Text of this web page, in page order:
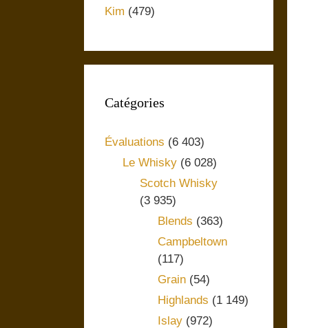
Kim (479)
Catégories
Évaluations (6 403)
Le Whisky(6 028)
Scotch Whisky
(3 935)
Blends (363)
Campbeltown
(117)
Grain(54)
Highlands (1 149)
Islay(972)